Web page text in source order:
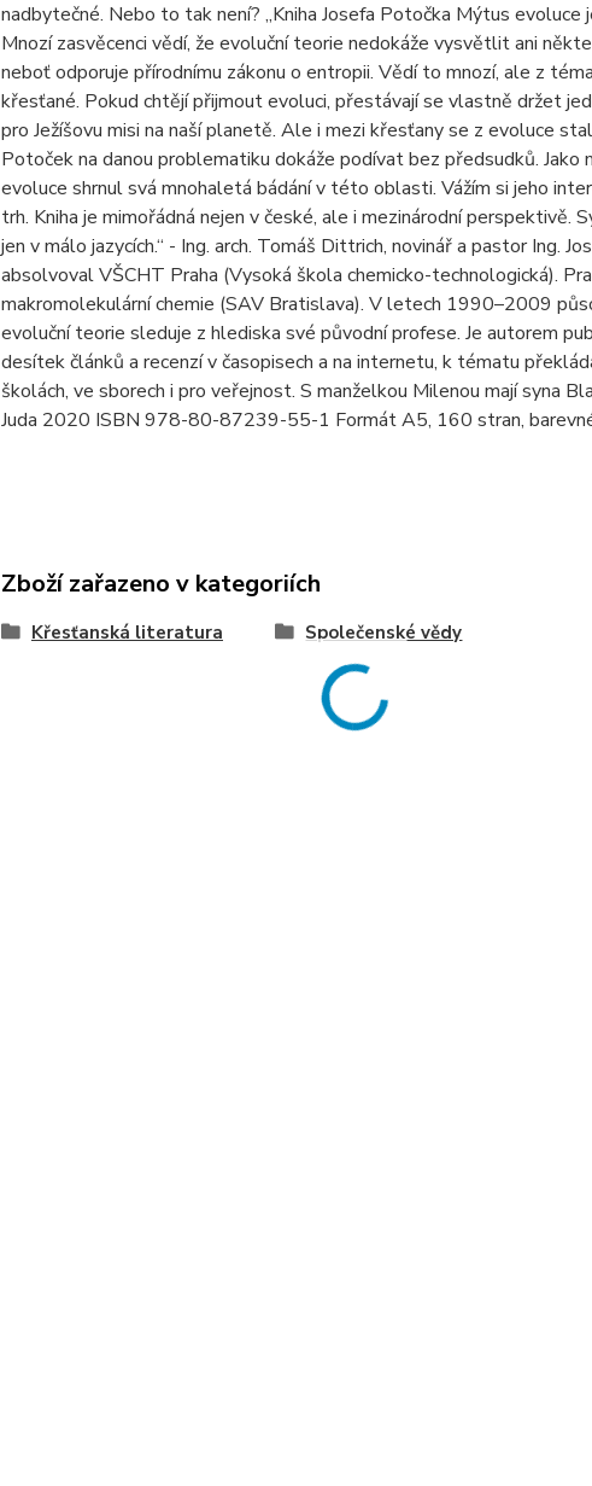
nadbytečné. Nebo to tak není? „Kniha Josefa Potočka Mýtus
Mnozí zasvěcenci vědí, že evoluční teorie nedokáže vysvětlit ani
neboť odporuje přírodnímu zákonu o entropii. Vědí to mnozí, ale z
křesťané. Pokud chtějí přijmout evoluci, přestávají se vlastně držet
pro Ježíšovu misi na naší planetě. Ale i mezi křesťany se z evoluce
Potoček na danou problematiku dokáže podívat bez předsudků.
evoluce shrnul svá mnohaletá bádání v této oblasti. Vážím si jeho
trh. Kniha je mimořádná nejen v české, ale i mezinárodní
jen v málo jazycích.“ - Ing. arch. Tomáš Dittrich, novinář a pastor Ing.
absolvoval VŠCHT Praha (Vysoká škola chemicko-technologická).
makromolekulární chemie (SAV Bratislava). V letech 1990–2009
evoluční teorie sleduje z hlediska své původní profese. Je autorem
desítek článků a recenzí v časopisech a na internetu, k tématu
školách, ve sborech i pro veřejnost. S manželkou Milenou mají syna
Juda 2020 ISBN 978-80-87239-55-1 Formát A5, 160 stran,
Zboží zařazeno v kategoriích
Křesťanská literatura Společenské vědy